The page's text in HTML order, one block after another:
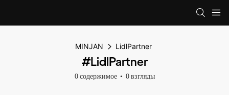
MINJAN LidlPartner
#LidlPartner
0 содержимое 0 взгляды